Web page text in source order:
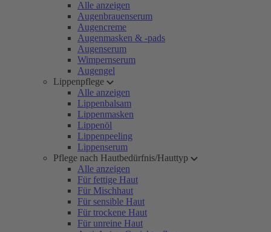
Alle anzeigen
Augenbrauenserum
Augencreme
Augenmasken & -pads
Augenserum
Wimpernserum
Augengel
Lippenpflege
Alle anzeigen
Lippenbalsam
Lippenmasken
Lippenöl
Lippenpeeling
Lippenserum
Pflege nach Hautbedürfnis/Hauttyp
Alle anzeigen
Für fettige Haut
Für Mischhaut
Für sensible Haut
Für trockene Haut
Für unreine Haut